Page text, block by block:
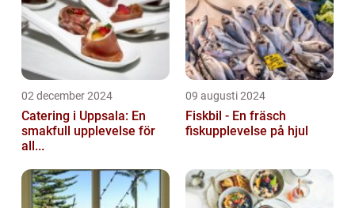
02 december 2024
Catering i Uppsala: En
smakfull upplevelse för
all...
09 augusti 2024
Fiskbil - En fräsch
fiskupplevelse på hjul